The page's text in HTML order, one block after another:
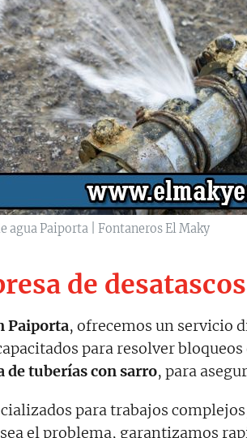
agua Paiporta | Fontaneros El Maky
de
Paiporta, ofrecemos un servicio
para resolver
de tuberías con sarro, para
para trabajos
sea el problema, garantizamos